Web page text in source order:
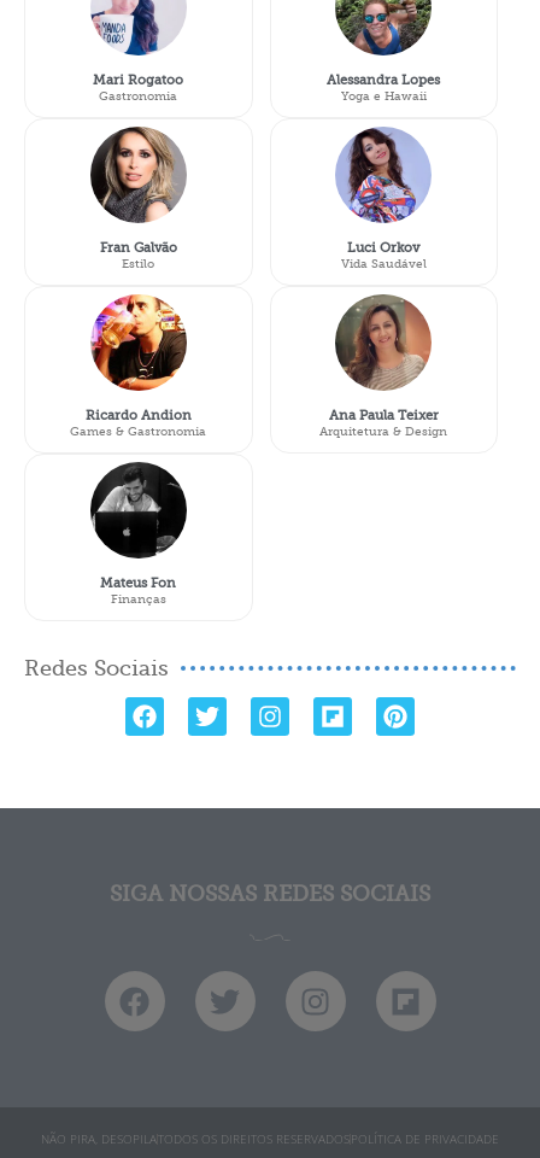
Mari Rogatoo
Gastronomia
Fran Galvão
Estilo
Ricardo Andion
Games & Gastronomia
Mateus Fon
Finanças
Alessandra Lopes
Yoga e Hawaii
Luci Orkov
Vida Saudável
Ana Paula Teixer
Arquitetura & Design
Redes Sociais
SIGA NOSSAS REDES SOCIAIS
NÃO PIRA, DESOPILATODOS OS DIREITOS RESERVADOSPOLÍTICA DE PRIVACIDADE